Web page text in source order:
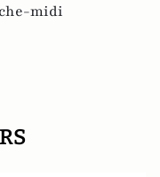
midi